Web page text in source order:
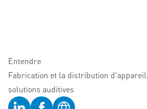
Entendre
Fabrication et la distribution
solutions auditives
Profil LinkedIn
Profil Facebook
Site web